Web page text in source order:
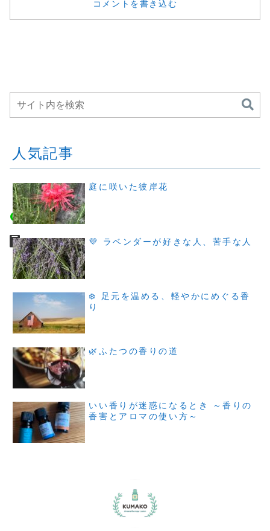
人気記事
庭に咲いた彼岸花
💜 ラベンダーが好きな人、苦手な人
❄️ 足元を温める、軽やかにめぐる香
り
🌿ふたつの香りの道
いい香りが迷惑になるとき ～香りの
香害とアロマの使い方～